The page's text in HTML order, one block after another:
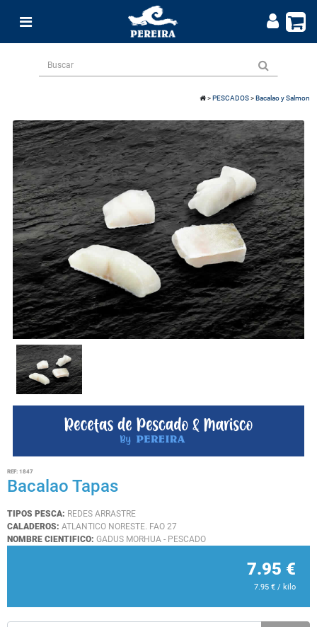
>PESCADOS>Bacalao y Salmon
REF: 1847
Bacalao Tapas
TIPOS PESCA: REDES ARRASTRE
CALADEROS: ATLANTICO NORESTE. FAO 27
NOMBRE CIENTIFICO: GADUS MORHUA - PESCADO
7.95 €
7.95 € / kilo